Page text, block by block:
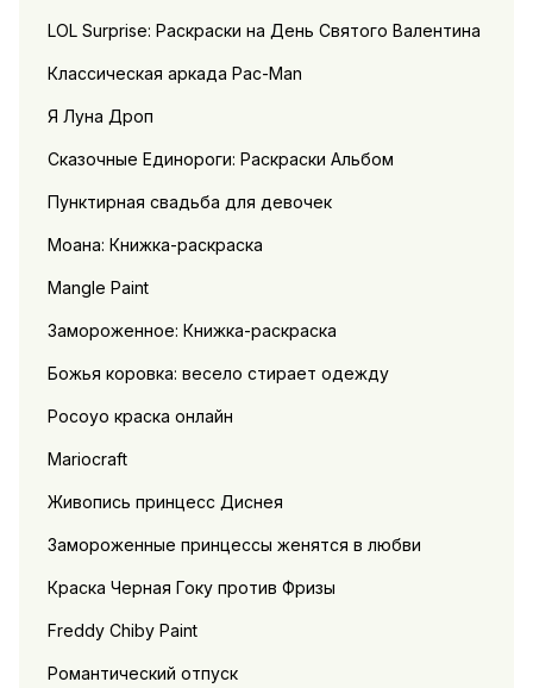
LOL Surprise: Раскраски на День Святого Валентина
Классическая аркада Pac-Man
Я Луна Дроп
Сказочные Единороги: Раскраски Альбом
Пунктирная свадьба для девочек
Моана: Книжка-раскраска
Mangle Paint
Замороженное: Книжка-раскраска
Божья коровка: весело стирает одежду
Pocoyo краска онлайн
Mariocraft
Живопись принцесс Диснея
Замороженные принцессы женятся в любви
Краска Черная Гоку против Фризы
Freddy Chiby Paint
Романтический отпуск